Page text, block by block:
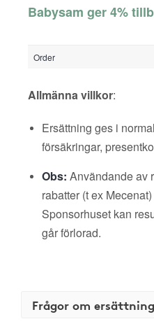
Babysam ger 4%
Order
Allmänna villkor:
Ersättning ges i
försäkringar,
Obs: Användande av
rabatter (t ex
Sponsorhuset kan
går förlorad.
Frågor om